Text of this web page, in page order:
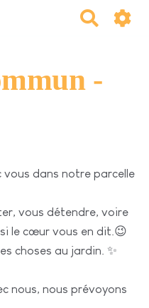
e
r
-
dans notre parcelle
vous détendre, voire
le cœur vous en dit.😉
choses au jardin. ✨
nous, nous prévoyons